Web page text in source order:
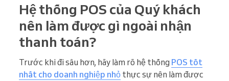
Hệ thống POS của Quý khách
nên làm được gì ngoài nhận
thanh toán?
Trước khi đi sâu hơn, hãy làm rõ hệ thống POS tốt
nhất cho doanh nghiệp nhỏ thực sự nên làm được